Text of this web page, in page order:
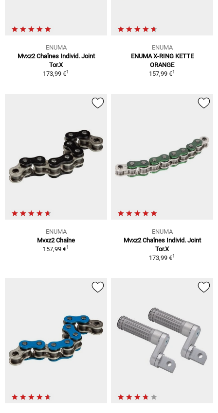
ENUMA
Mvxz2 Chaînes Individ. Joint
Tor.X
173,99 €1
ENUMA
ENUMA X-RING KETTE
ORANGE
157,99 €1
ENUMA
Mvxz2 Chaîne
157,99 €1
ENUMA
Mvxz2 Chaînes Individ. Joint
Tor.X
173,99 €1